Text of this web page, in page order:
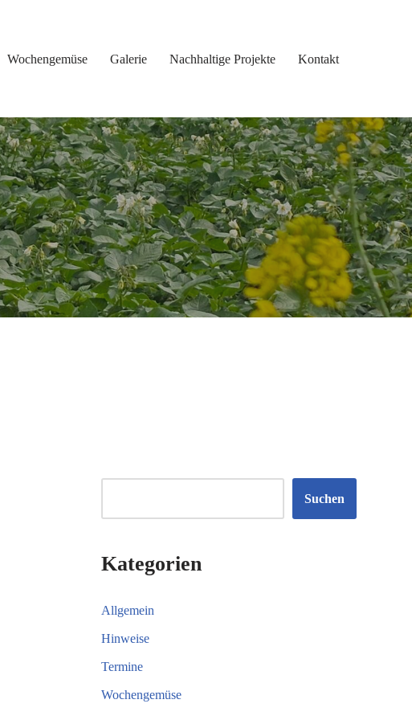
Wochengemüse Galerie Nachhaltige Projekte Kontakt
Suchen
Kategorien
Allgemein
Hinweise
Termine
Wochengemüse